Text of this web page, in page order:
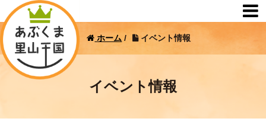
ホーム / イベント情報
イベント情報